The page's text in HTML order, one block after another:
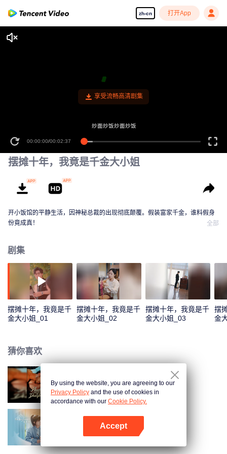
zh-cn 打开App
享受流畅高清剧集
00:00:00/00:02:37
炒面炒饭炒面炒饭
摆摊十年，我竟是千金大小姐
开小饭馆的平静生活，因神秘总裁的出现彻底颠覆。假装富家千金，谁料假身
份竟成真！
全部
剧集
摆摊十年，我竟是千
金大小姐_01
摆摊十年，我竟是千
金大小姐_02
摆摊十年，我竟是千
金大小姐_03
摆
金
猜你喜欢
绑定失踪娇妻
前男友成了我上司
By using the website, you are agreeing to our
Privacy Policy and the use of cookies in
accordance with our Cookie Policy.
Accept